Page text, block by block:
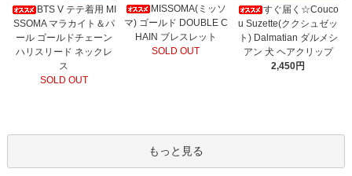
BTS V テテ着用 MI
SSOMA マラカイト＆パ
ール ゴールドチェーン
ハリスリード ネックレ
ス
SOLD OUT
MISSOMA(ミッソ
マ) ゴールド DOUBLE C
HAIN ブレスレット
SOLD OUT
すぐ届く☆Couco
u Suzette(ククシュゼッ
ト) Dalmatian ダルメシ
アン 犬 ヘアクリップ
2,450円
もっと見る